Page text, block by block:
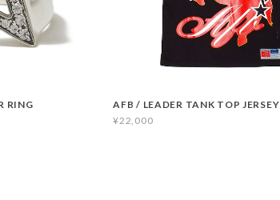
RING
AFB / LEADER TANK TOP JERSEY
¥22,000